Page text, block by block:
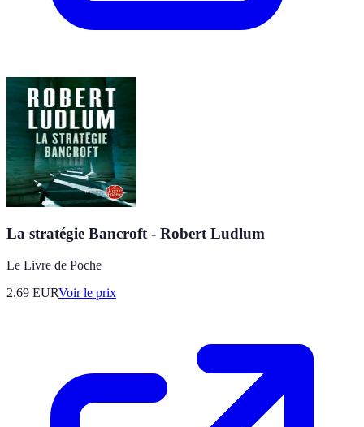
La stratégie Bancroft - Robert Ludlum
Le Livre de Poche
2.69 EURVoir le prix